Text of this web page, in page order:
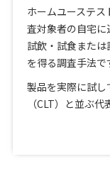
ホームユーステ
査対象者の自宅に
試飲・試食また
を得る調査手法で
製品を実際に試
（CLT）と並ぶ代